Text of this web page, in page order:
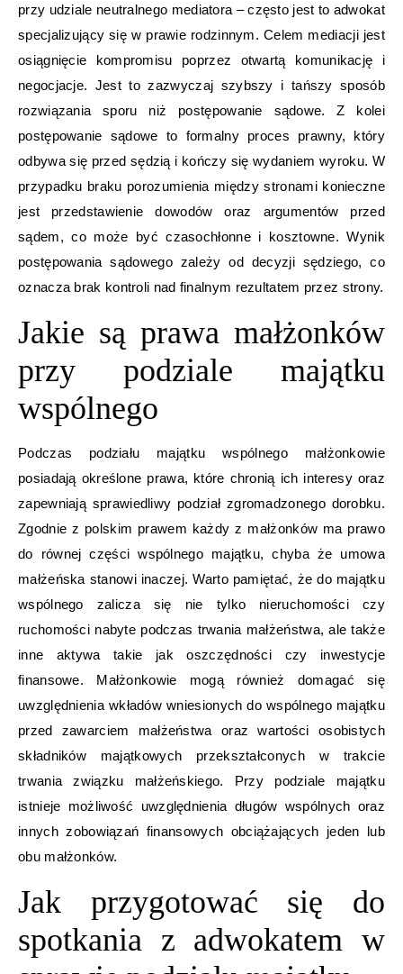
przy udziale neutralnego mediatora – często jest to adwokat
specjalizujący się w prawie rodzinnym. Celem mediacji jest
osiągnięcie kompromisu poprzez otwartą komunikację i
negocjacje. Jest to zazwyczaj szybszy i tańszy sposób
rozwiązania sporu niż postępowanie sądowe. Z kolei
postępowanie sądowe to formalny proces prawny, który
odbywa się przed sędzią i kończy się wydaniem wyroku. W
przypadku braku porozumienia między stronami konieczne
jest przedstawienie dowodów oraz argumentów przed
sądem, co może być czasochłonne i kosztowne. Wynik
postępowania sądowego zależy od decyzji sędziego, co
oznacza brak kontroli nad finalnym rezultatem przez strony.
Jakie są prawa małżonków
przy podziale majątku
wspólnego
Podczas podziału majątku wspólnego małżonkowie
posiadają określone prawa, które chronią ich interesy oraz
zapewniają sprawiedliwy podział zgromadzonego dorobku.
Zgodnie z polskim prawem każdy z małżonków ma prawo
do równej części wspólnego majątku, chyba że umowa
małżeńska stanowi inaczej. Warto pamiętać, że do majątku
wspólnego zalicza się nie tylko nieruchomości czy
ruchomości nabyte podczas trwania małżeństwa, ale także
inne aktywa takie jak oszczędności czy inwestycje
finansowe. Małżonkowie mogą również domagać się
uwzględnienia wkładów wniesionych do wspólnego majątku
przed zawarciem małżeństwa oraz wartości osobistych
składników majątkowych przekształconych w trakcie
trwania związku małżeńskiego. Przy podziale majątku
istnieje możliwość uwzględnienia długów wspólnych oraz
innych zobowiązań finansowych obciążających jeden lub
obu małżonków.
Jak przygotować się do
spotkania z adwokatem w